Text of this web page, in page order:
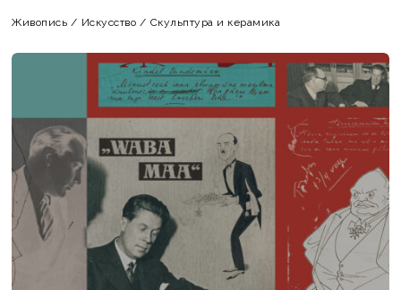
Живопись / Искусство / Скульптура и керамика